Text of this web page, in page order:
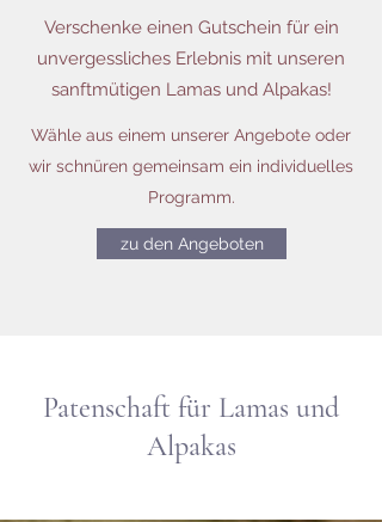
Verschenke einen Gutschein für ein
unvergessliches Erlebnis mit unseren
sanftmütigen Lamas und Alpakas!
Wähle aus einem unserer Angebote oder
wir schnüren gemeinsam ein individuelles
Programm.
zu den Angeboten
Patenschaft für Lamas und
Alpakas